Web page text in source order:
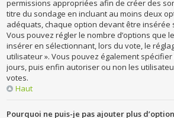
permissions appropriées afin de créer des
titre du sondage en incluant au moins deux
adéquats, chaque option devant être insérée
Vous pouvez régler le nombre d’options que
insérer en sélectionnant, lors du vote, le
utilisateur ». Vous pouvez également
jours, puis enfin autoriser ou non les
votes.
Haut
Pourquoi ne puis-je pas ajouter plus